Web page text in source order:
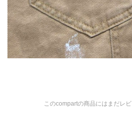
このcompartの商品にはまだレ